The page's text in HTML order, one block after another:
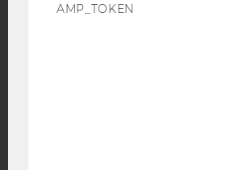
AMP_TOKEN